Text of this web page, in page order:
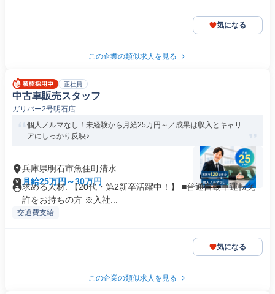
気になる
この企業の類似求人を見る
正社員
中古車販売スタッフ
ガリバー2号明石店
個人ノルマなし！未経験から月給25万円～／成果は収入とキャリ
アにしっかり反映♪
兵庫県明石市魚住町清水
月給25万円～30万円
求める人材: 【20代・第2新卒活躍中！】 ■普通自動車運転免
許をお持ちの方 ※入社...
交通費支給
気になる
この企業の類似求人を見る